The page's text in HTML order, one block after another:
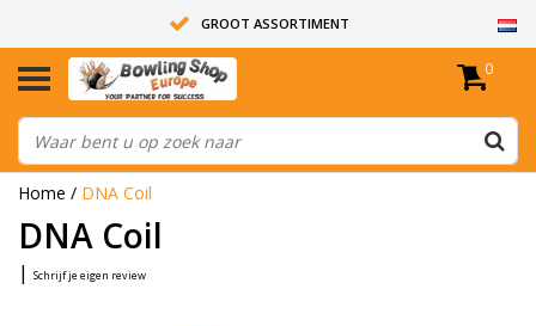
GROOT ASSORTIMENT
14 DAGEN RETOUR RECHT
ALLE BOWLINGBALLEN ZIJN ONGEBOORD
0
Home / DNA Coil
DNA Coil
| Schrijf je eigen review